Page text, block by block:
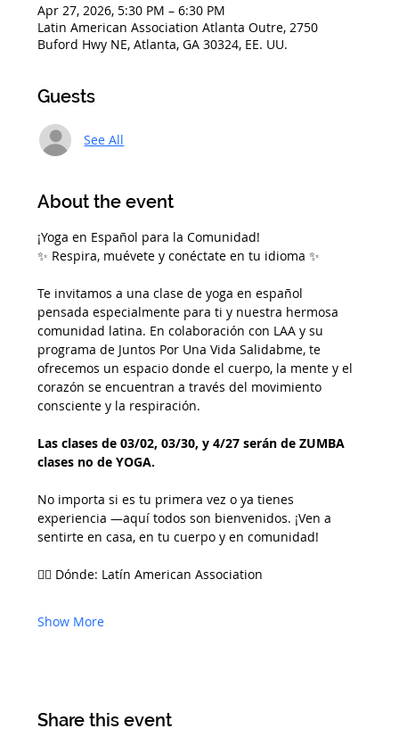
Apr 27, 2026, 5:30 PM – 6:30 PM
Latin American Association Atlanta Outre, 2750
Buford Hwy NE, Atlanta, GA 30324, EE. UU.
Guests
See All
About the event
¡Yoga en Español para la Comunidad!
✨ Respira, muévete y conéctate en tu idioma ✨
Te invitamos a una clase de yoga en español
pensada especialmente para ti y nuestra hermosa
comunidad latina. En colaboración con LAA y su
programa de Juntos Por Una Vida Salidabme, te
ofrecemos un espacio donde el cuerpo, la mente y el
corazón se encuentran a través del movimiento
consciente y la respiración.
Las clases de 03/02, 03/30, y 4/27 serán de ZUMBA
clases no de YOGA.
No importa si es tu primera vez o ya tienes
experiencia —aquí todos son bienvenidos. ¡Ven a
sentirte en casa, en tu cuerpo y en comunidad!
🧘‍♀️ Dónde: Latín American Association
Show More
Share this event